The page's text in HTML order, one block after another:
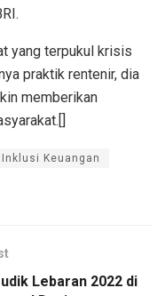
yang terpukul krisis
praktik rentenir, dia
memberikan
Inklusi Keuangan
Lebaran 2022 di